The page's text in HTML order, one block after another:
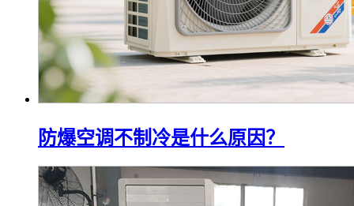
防爆空调不制冷是什么原因？